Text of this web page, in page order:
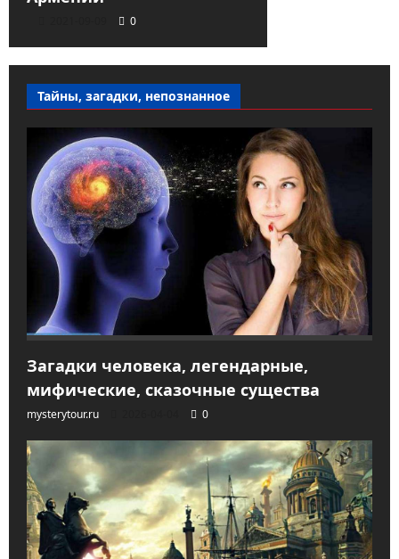
0
Тайны, загадки, непознанное
Загадки человека, легендарные,
мифические, сказочные существа
mysterytour.ru 0